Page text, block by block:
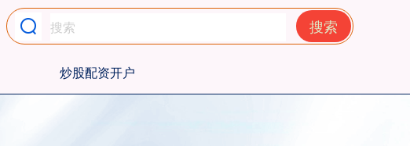
搜索
炒股配资开户